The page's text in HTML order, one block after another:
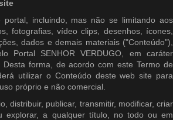
portal, incluindo, mas não se limitando aos
fotografias, vídeo clips, desenhos, ícones,
dados e demais materiais ("Conteúdo"),
Portal SENHOR VERDUGO, em caráter
Desta forma, de acordo com este Termo de
utilizar o Conteúdo deste web site para
próprio e não comercial.
distribuir, publicar, transmitir, modificar, criar
explorar, a qualquer título, no todo ou em